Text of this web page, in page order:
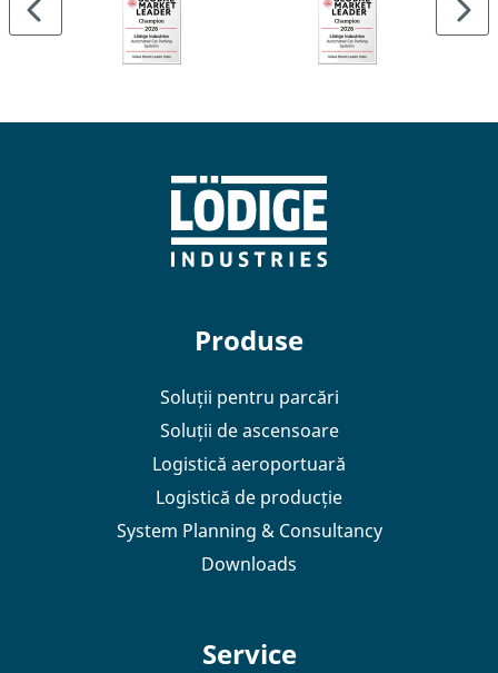
Produse
Soluții pentru parcări
Soluții de ascensoare
Logistică aeroportuară
Logistică de producție
System Planning & Consultancy
Downloads
Service